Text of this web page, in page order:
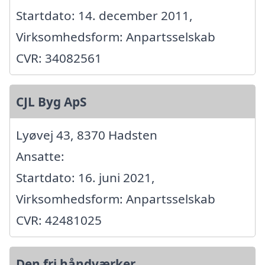
Startdato: 14. december 2011,
Virksomhedsform: Anpartsselskab
CVR: 34082561
CJL Byg ApS
Lyøvej 43, 8370 Hadsten
Ansatte:
Startdato: 16. juni 2021,
Virksomhedsform: Anpartsselskab
CVR: 42481025